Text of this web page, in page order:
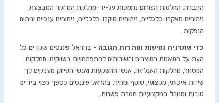
החברה. החלטות הפורום נתמכות על-ידי מחלקת המחקר המבצעת
ניתוחים מאקרו-כלכליים, ניתוחים מיקרו-כלכליים, ניתוחים ענפיים וניתוח
הנפקות.
כדי שתרוויח גמישות ומהירות תגובה - בהראל פיננסים שוקדים כל
העת על התאמת המוצרים והשירותים להתפתחויות בשווקים. מחלקות
המסחר, מחלקות האנליזה, אנשי ההשקעות ואנשי השיווק מעניקים לך
שירות איכותי, מקצועי, שוטף ומהיר. בהראל פיננסים כספך מצוי בידיים
טובות ומנוהל במקצועיות חסרת פשרות.​​​​​​​